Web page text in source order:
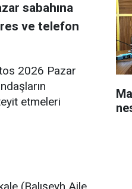
sabahına
ve telefon
2026 Pazar
etmeleri